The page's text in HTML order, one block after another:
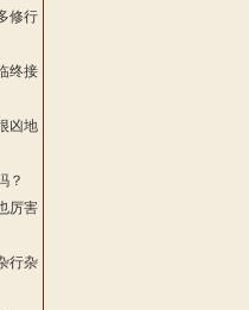
修行
终接
凶地
？
厉害
行杂